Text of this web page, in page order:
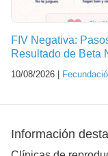
FIV Negativa:
Resultado de Beta
10/08/2026 |
Información